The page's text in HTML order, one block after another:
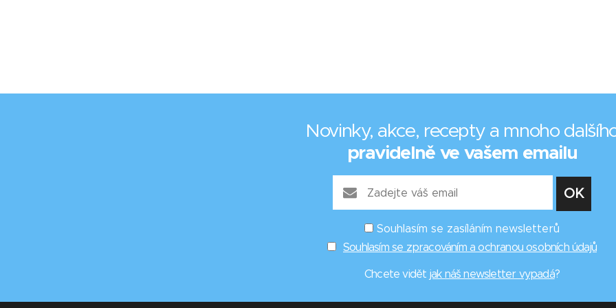
Novinky, akce, recepty a mnoho
pravidelně ve vašem emailu
Souhlasím se zasíláním newsletterů
Souhlasím se zpracováním a ochranou osobních údajů
Chcete vidět jak náš newsletter vypadá?